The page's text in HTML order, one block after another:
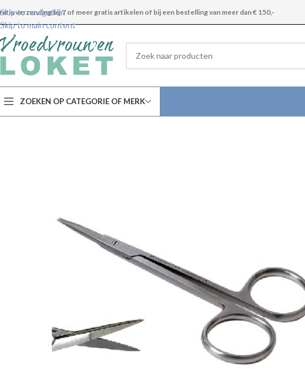
Skip to navigation
Skip to main content
verzending bij 7 of meer gratis artikelen of bij een bestelling van meer dan € 150,-
ZOEKEN OP CATEGORIE OF MERK